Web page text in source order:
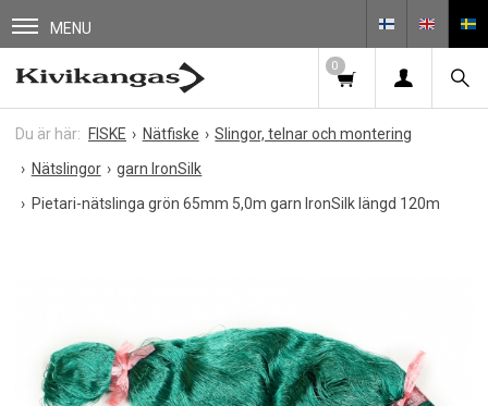
MENU
0
FISKE Nätfiske
Slingor, telnar och montering
Nätslingor
garn IronSilk
Pietari-nätslinga grön 65mm 5,0m garn IronSilk längd 120m